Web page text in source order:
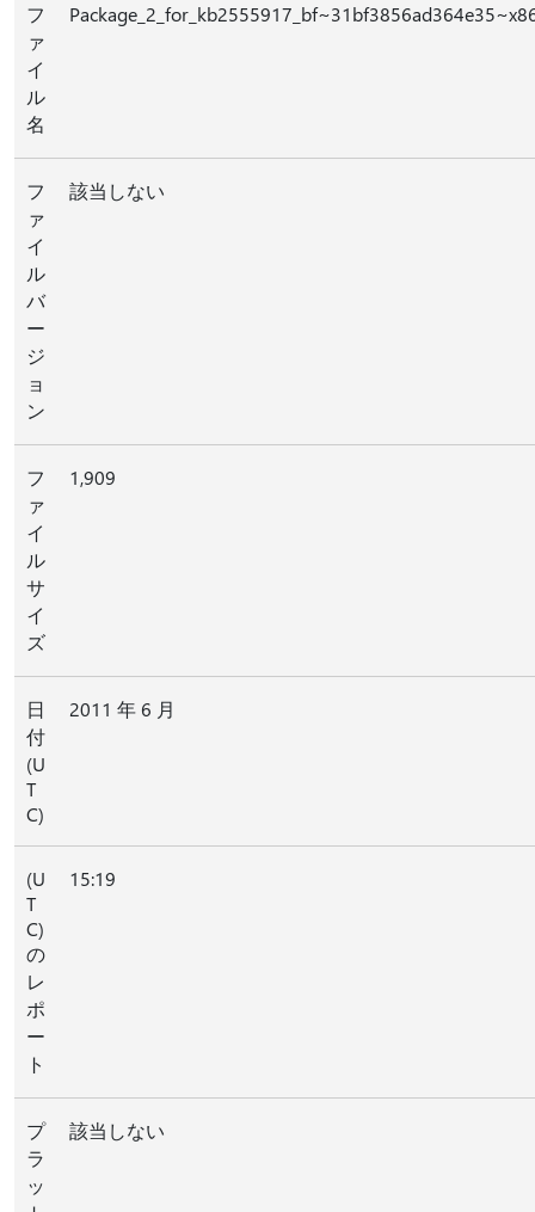
フ
ァ
イ
ル
名
フ
ァ
イ
ル
バ
ー
ジ
ョ
ン
該当しない
フ
ァ
イ
ル
サ
イ
ズ
1,909
日
付
(U
T
C)
2011 年 6 月
(U
T
C)
の
レ
ポ
ー
ト
15:19
プ
ラ
ッ
該当しない